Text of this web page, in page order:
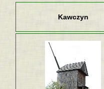
Kawczyn